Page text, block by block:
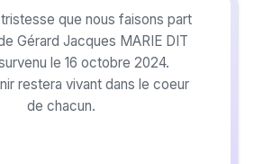
que nous faisons part
Gérard Jacques MARIE DIT
le 16 octobre 2024.
restera vivant dans le coeur
de chacun.